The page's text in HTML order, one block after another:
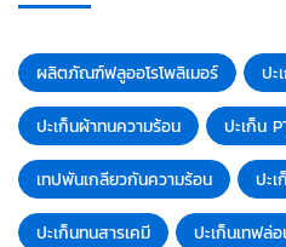
ผลิตภัณฑ์ฟลูออโรโพลิเมอร์ ปะ
ปะเก็นผ้าทนความร้อน ปะเก็น
เทปพันเกลียวกันความร้อน ปะ
ปะเก็นทนสารเคมี ปะเก็นเทฟล่